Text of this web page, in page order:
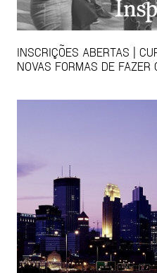
INSCRIÇÕES ABERTAS |
NOVAS FORMAS DE FAZER